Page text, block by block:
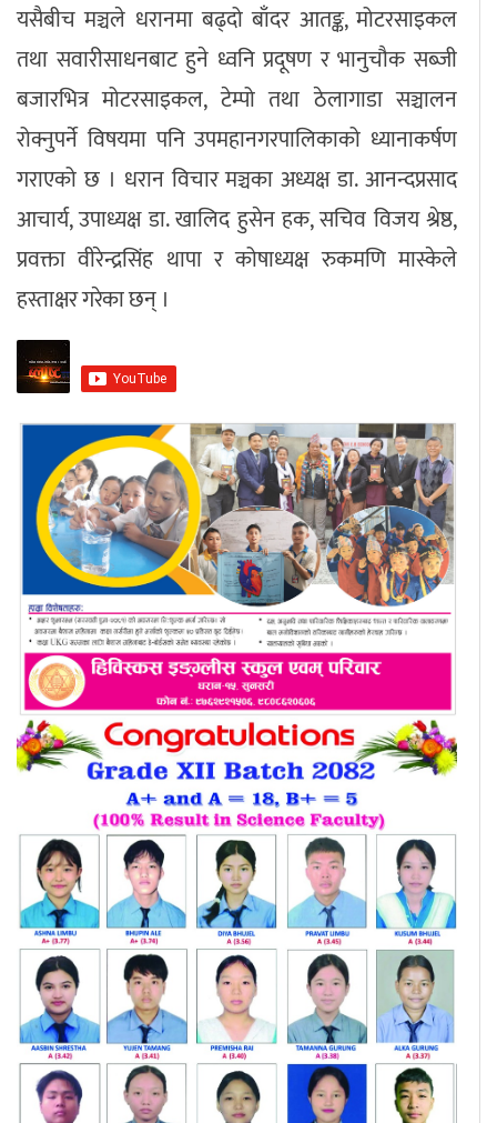
यसैबीच मञ्चले धरानमा बढ्दो बाँदर आतङ्क, मोटरसाइकल
तथा सवारीसाधनबाट हुने ध्वनि प्रदूषण र भानुचौक सब्जी
बजारभित्र मोटरसाइकल, टेम्पो तथा ठेलागाडा सञ्चालन
रोक्नुपर्ने विषयमा पनि उपमहानगरपालिकाको ध्यानाकर्षण
गराएको छ । धरान विचार मञ्चका अध्यक्ष डा. आनन्दप्रसाद
आचार्य, उपाध्यक्ष डा. खालिद हुसेन हक, सचिव विजय श्रेष्ठ,
प्रवक्ता वीरेन्द्रसिंह थापा र कोषाध्यक्ष रुकमणि मास्केले
हस्ताक्षर गरेका छन् ।